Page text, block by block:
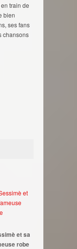
train de
bien
ses fans
chansons
et sa
robe